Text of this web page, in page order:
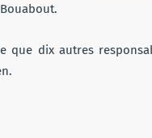
que dix autres